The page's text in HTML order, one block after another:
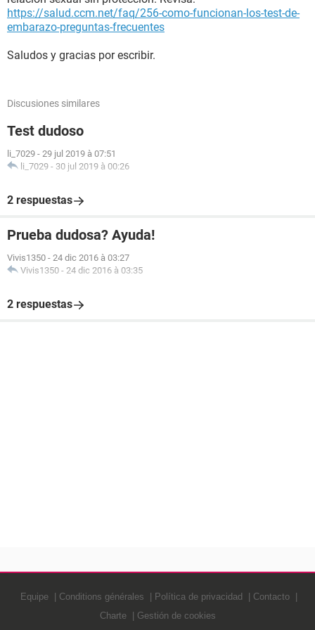
https://salud.ccm.net/faq/256-como-funcionan-los-test-de-
embarazo-preguntas-frecuentes
Saludos y gracias por escribir.
Discusiones similares
Test dudoso
li_7029 - 29 jul 2019 à 07:51
li_7029 - 30 jul 2019 à 00:26
2 respuestas
Prueba dudosa? Ayuda!
Vivis1350 - 24 dic 2016 à 03:27
Vivis1350 - 24 dic 2016 à 03:35
2 respuestas
Equipe Conditions générales Política de privacidad
Contacto
Charte
Gestión de cookies